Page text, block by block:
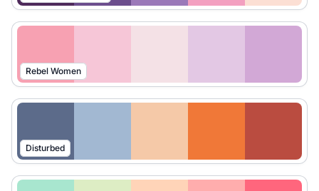
Rebel Women
Disturbed